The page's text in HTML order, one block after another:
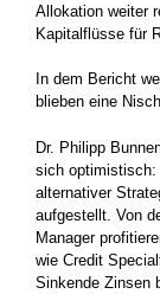
Allokation weiter
Kapitalflüsse für
In dem Bericht
blieben eine
Dr. Philipp
sich optimistisch:
alternativer
aufgestellt. Von
Manager
wie Credit
Sinkende Zinsen